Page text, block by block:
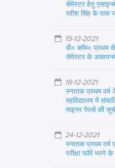
सेमेस्टर हेतु
रवीश सिंह के पास
15-12-2021
बी० कॉम० प्रथम
सेमेस्टर के
18-12-2021
स्नातक प्रथम
महविद्यालय में
माइनर पेपर्स की
24-12-2021
स्नातक प्रथम वर्ष
परीक्षा फॉर्म भरने